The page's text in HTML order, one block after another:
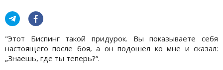
"Этот Биспинг такой придурок. Вы показываете себя
настоящего после боя, а он подошел ко мне и сказал:
„Знаешь, где ты теперь?“.